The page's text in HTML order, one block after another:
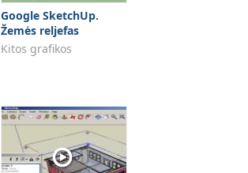
Google SketchUp.
Žemės reljefas
Kitos grafikos